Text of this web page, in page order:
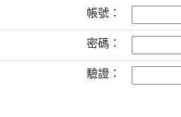
帳號：
密碼：
驗證：